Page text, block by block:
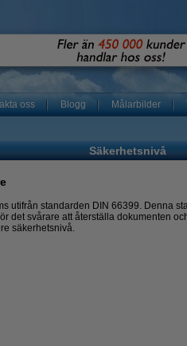
oss Blogg Målarbilder
Säkerhetsnivå
utifrån standarden DIN 66399. Denna
det svårare att återställa dokumenten
säkerhetsnivå.